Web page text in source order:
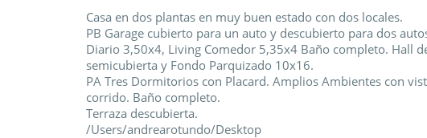
Casa en dos plantas en muy buen estado con dos locales.
PB Garage cubierto para un auto y descubierto para dos
Diario 3,50x4, Living Comedor 5,35x4 Baño completo. Hall
semicubierta y Fondo Parquizado 10x16.
PA Tres Dormitorios con Placard. Amplios Ambientes con
corrido. Baño completo.
Terraza descubierta.
/Users/andrearotundo/Desktop